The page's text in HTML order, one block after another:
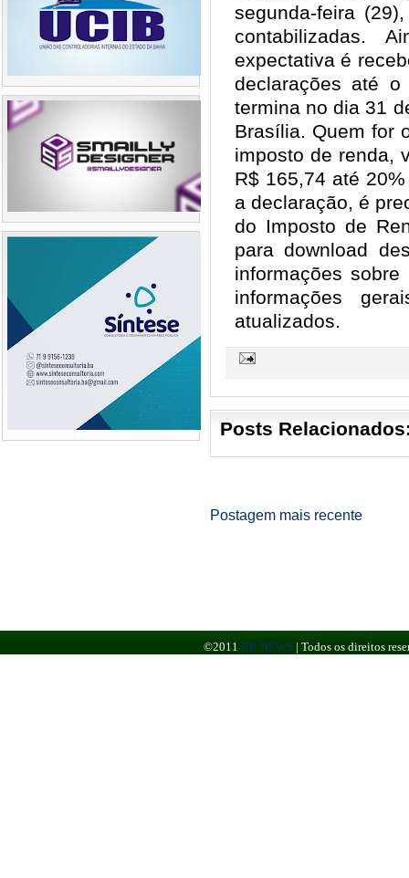
segunda-feira
contabilizadas.
expectativa é
declarações até
termina no dia 31
Brasília. Quem for
imposto de renda,
R$ 165,74 até
a declaração, é
do Imposto de
para download
informações
informações
atualizados.
Posts
Postagem mais recente
©2011 BR NEWS | Todos os direitos